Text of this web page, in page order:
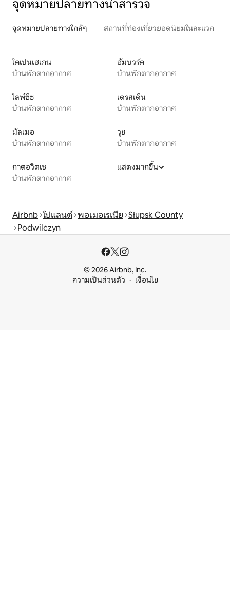
จุดหมายปลายทางน่าสำรวจ
จุดหมายปลายทางใกล้ๆ สถานที่ท่องเที่ยวยอดนิยมในละแวก
โคเปนเฮเกน
บ้านพักตากอากาศ
ฮัมบวร์ค
บ้านพักตากอากาศ
ไลพ์ซิช
บ้านพักตากอากาศ
เดรสเดิน
บ้านพักตากอากาศ
มัลเมอ
บ้านพักตากอากาศ
วุช
บ้านพักตากอากาศ
กาตอวิตเซ
บ้านพักตากอากาศ
แสดงมากขึ้น
Airbnb โปแลนด์ พอเมอเรเนีย Słupsk County
Podwilczyn
© 2026 Airbnb, Inc.
ความเป็นส่วนตัว
เงื่อนไข